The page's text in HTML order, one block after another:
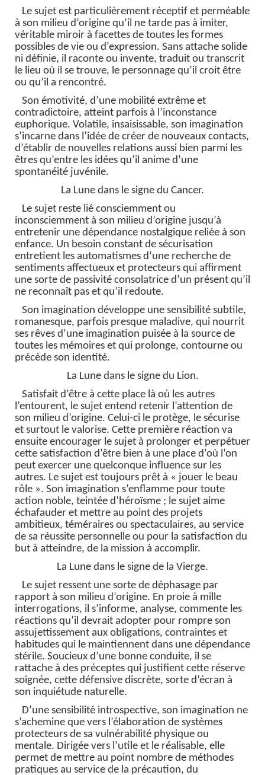
Le sujet est particulièrement réceptif et perméable
à son milieu d’origine qu’il ne tarde pas à imiter,
véritable miroir à facettes de toutes les formes
possibles de vie ou d’expression. Sans attache solide
ni définie, il raconte ou invente, traduit ou transcrit
le lieu où il se trouve, le personnage qu’il croit être
ou qu’il a rencontré.
Son émotivité, d’une mobilité extrême et
contradictoire, atteint parfois à l’inconstance
euphorique. Volatile, insaisissable, son imagination
s’incarne dans l’idée de créer de nouveaux contacts,
d’établir de nouvelles relations aussi bien parmi les
êtres qu’entre les idées qu’il anime d’une
spontanéité juvénile.
La Lune dans le signe du Cancer.
Le sujet reste lié consciemment ou
inconsciemment à son milieu d’origine jusqu’à
entretenir une dépendance nostalgique reliée à son
enfance. Un besoin constant de sécurisation
entretient les automatismes d’une recherche de
sentiments affectueux et protecteurs qui affirment
une sorte de passivité consolatrice d’un présent qu’il
ne reconnaît pas et qu’il redoute.
Son imagination développe une sensibilité subtile,
romanesque, parfois presque maladive, qui nourrit
ses rêves d’une imagination puisée à la source de
toutes les mémoires et qui prolonge, contourne ou
précède son identité.
La Lune dans le signe du Lion.
Satisfait d’être à cette place là où les autres
l’entourent, le sujet entend retenir l’attention de
son milieu d’origine. Celui-ci le protège, le sécurise
et surtout le valorise. Cette première réaction va
ensuite encourager le sujet à prolonger et perpétuer
cette satisfaction d’être bien à une place d’où l’on
peut exercer une quelconque influence sur les
autres. Le sujet est toujours prêt à « jouer le beau
rôle ». Son imagination s’enflamme pour toute
action noble, teintée d’héroïsme ; le sujet aime
échafauder et mettre au point des projets
ambitieux, téméraires ou spectaculaires, au service
de sa réussite personnelle ou pour la satisfaction du
but à atteindre, de la mission à accomplir.
La Lune dans le signe de la Vierge.
Le sujet ressent une sorte de déphasage par
rapport à son milieu d’origine. En proie à mille
interrogations, il s’informe, analyse, commente les
réactions qu’il devrait adopter pour rompre son
assujettissement aux obligations, contraintes et
habitudes qui le maintiennent dans une dépendance
stérile. Soucieux d’une bonne conduite, il se
rattache à des préceptes qui justifient cette réserve
soignée, cette défensive discrète, sorte d’écran à
son inquiétude naturelle.
D’une sensibilité introspective, son imagination ne
s’achemine que vers l’élaboration de systèmes
protecteurs de sa vulnérabilité physique ou
mentale. Dirigée vers l’utile et le réalisable, elle
permet de mettre au point nombre de méthodes
pratiques au service de la précaution, du